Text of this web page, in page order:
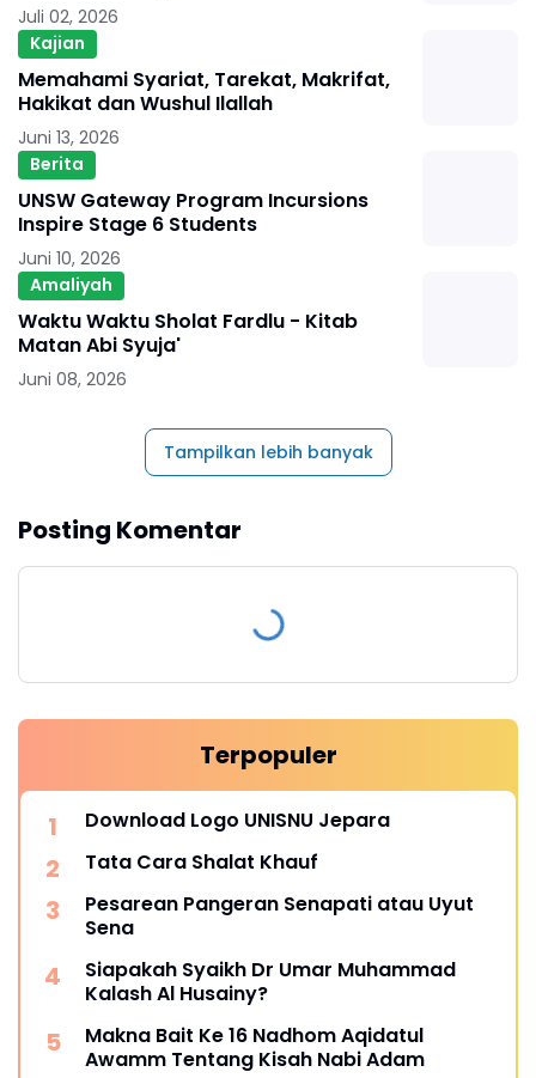
Juli 02, 2026
Kajian
Memahami Syariat, Tarekat, Makrifat,
Hakikat dan Wushul Ilallah
Juni 13, 2026
Berita
UNSW Gateway Program Incursions
Inspire Stage 6 Students
Juni 10, 2026
Amaliyah
Waktu Waktu Sholat Fardlu - Kitab
Matan Abi Syuja'
Juni 08, 2026
Tampilkan lebih banyak
Posting Komentar
Terpopuler
Download Logo UNISNU Jepara
Tata Cara Shalat Khauf
Pesarean Pangeran Senapati atau Uyut
Sena
Siapakah Syaikh Dr Umar Muhammad
Kalash Al Husainy?
Makna Bait Ke 16 Nadhom Aqidatul
Awamm Tentang Kisah Nabi Adam